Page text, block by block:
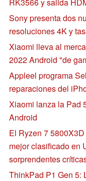
Sony presenta dos
resoluciones 4K y
Xiaomi lleva al
2022 Android "de
Appleel programa
reparaciones del
Xiaomi lanza la Pad
Android
El Ryzen 7
mejor clasificado en
sorprendentes
ThinkPad P1 Gen 5: